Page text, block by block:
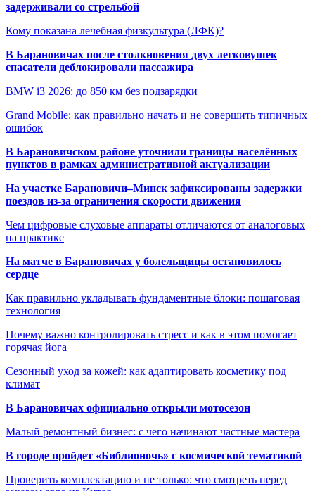
задерживали со стрельбой
Кому показана лечебная физкультура (ЛФК)?
В Барановичах после столкновения двух легковушек
спасатели деблокировали пассажира
BMW i3 2026: до 850 км без подзарядки
Grand Mobile: как правильно начать и не совершить типичных
ошибок
В Барановичском районе уточнили границы населённых
пунктов в рамках административной актуализации
На участке Барановичи–Минск зафиксированы задержки
поездов из-за ограничения скорости движения
Чем цифровые слуховые аппараты отличаются от аналоговых
на практике
На матче в Барановичах у болельщицы остановилось
сердце
Как правильно укладывать фундаментные блоки: пошаговая
технология
Почему важно контролировать стресс и как в этом помогает
горячая йога
Сезонный уход за кожей: как адаптировать косметику под
климат
В Барановичах официально открыли мотосезон
Малый ремонтный бизнес: с чего начинают частные мастера
В городе пройдет «Библионочь» с космической тематикой
Проверить комплектацию и не только: что смотреть перед